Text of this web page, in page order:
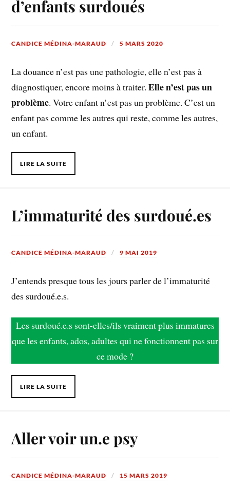
d’enfants surdoués
CANDICE MÉDINA-MARAUD 5 MARS 2020
La douance n’est pas une pathologie, elle n’est pas à
diagnostiquer, encore moins à traiter.Elle n’est pas un
problème. Votre enfant n’est pas un problème. C’est un
enfant pas comme les autres qui reste, comme les autres,
un enfant.
LIRE LA SUITE
L’immaturité des surdoué.es
CANDICE MÉDINA-MARAUD 9 MAI 2019
J’entends presque tous les jours parler de l’immaturité
des surdoué.e.s.
Les surdoué.e.s sont-elles/ils vraiment plus immatures
que les enfants, ados, adultes qui ne fonctionnent pas sur
ce mode ?
LIRE LA SUITE
Aller voir un.e psy
CANDICE MÉDINA-MARAUD 15 MARS 2019